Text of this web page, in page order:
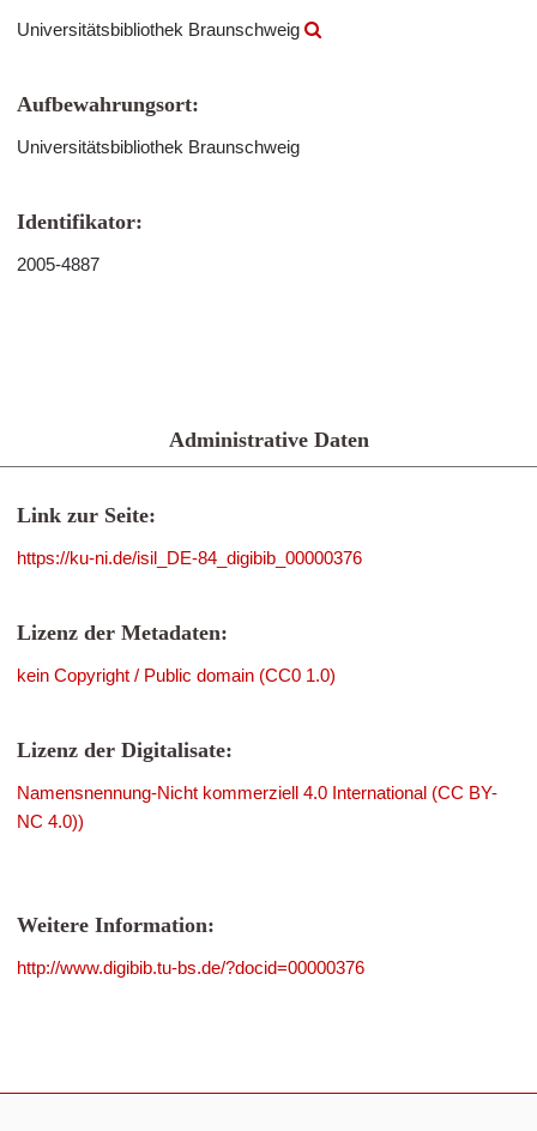
Universitätsbibliothek Braunschweig
Aufbewahrungsort:
Universitätsbibliothek Braunschweig
Identifikator:
2005-4887
Administrative Daten
Link zur Seite:
https://ku-ni.de/isil_DE-84_digibib_00000376
Lizenz der Metadaten:
kein Copyright / Public domain (CC0 1.0)
Lizenz der Digitalisate:
Namensnennung-Nicht kommerziell 4.0 International (CC BY-
NC 4.0))
Weitere Information:
http://www.digibib.tu-bs.de/?docid=00000376